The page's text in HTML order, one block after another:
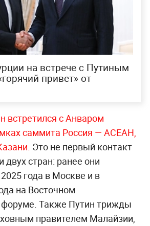
на встрече с Путиным
привет» от
встретился с Анваром
саммита Россия — АСЕАН,
Это не первый контакт
стран: ранее они
года в Москве и в
на Восточном
Также Путин трижды
правителем Малайзии,